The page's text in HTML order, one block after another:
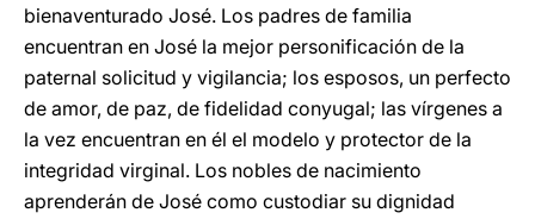
bienaventurado José. Los padres de familia
encuentran en José la mejor personificación de la
paternal solicitud y vigilancia; los esposos, un perfecto
de amor, de paz, de fidelidad conyugal; las vírgenes a
la vez encuentran en él el modelo y protector de la
integridad virginal. Los nobles de nacimiento
aprenderán de José como custodiar su dignidad